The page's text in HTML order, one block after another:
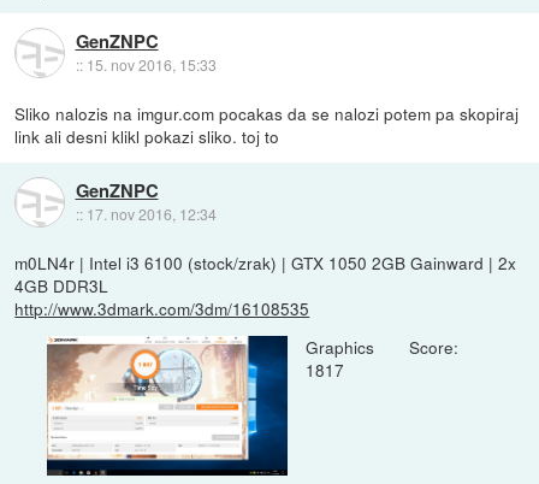
GenZNPC
:: 15. nov 2016, 15:33
Sliko nalozis na imgur.com pocakas da se nalozi potem pa skopiraj
link ali desni klikl pokazi sliko. toj to
GenZNPC
:: 17. nov 2016, 12:34
m0LN4r | Intel i3 6100 (stock/zrak) | GTX 1050 2GB Gainward | 2x
4GB DDR3L
http://www.3dmark.com/3dm/16108535
Graphics Score:
1817